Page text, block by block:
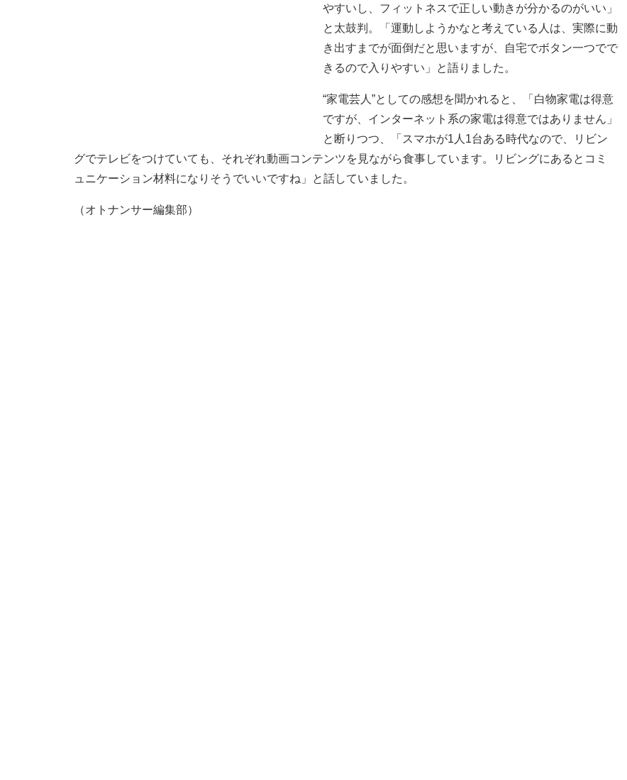
やすいし、フィットネスで正しい動きが分かるのがいい」
と太鼓判。「運動しようかなと考えている人は、実際に動
き出すまでが面倒だと思いますが、自宅でボタン一つでで
きるので入りやすい」と語りました。
“家電芸人”としての感想を聞かれると、「白物家電は得意
ですが、インターネット系の家電は得意ではありません」
と断りつつ、「スマホが1人1台ある時代なので、リビン
グでテレビをつけていても、それぞれ動画コンテンツを見ながら食事しています。リビングにあるとコミ
ュニケーション材料になりそうでいいですね」と話していました。
（オトナンサー編集部）